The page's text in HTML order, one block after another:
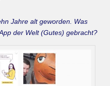
Jahre alt geworden. Was
der Welt (Gutes) gebracht?